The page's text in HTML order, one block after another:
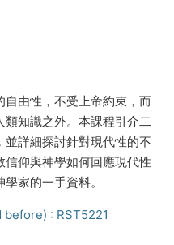
自由性，不受上帝約束，而
知識之外。本課程引介二
詳細探討針對現代性的不
仰與神學如何回應現代性
家的一手資料。
: RST5221